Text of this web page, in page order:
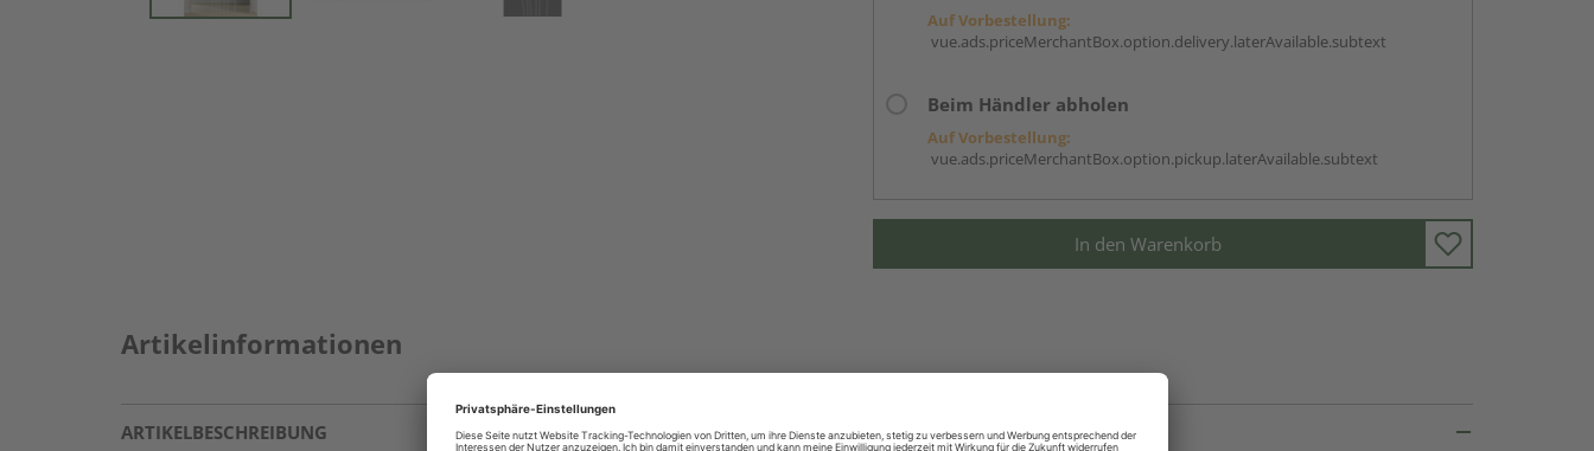
Auf Vorbestellung:
vue.ads.priceMerchantBox.option.delivery.laterAvailable.subtext
Beim Händler abholen
Auf Vorbestellung:
vue.ads.priceMerchantBox.option.pickup.laterAvailable.subtext
In den Warenkorb
Artikelinformationen
ARTIKELBESCHREIBUNG